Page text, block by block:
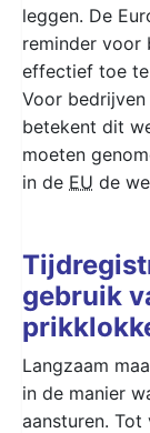
leggen. De
reminder voor
effectief toe te
Voor
betekent dit
moeten
in de EU de
gebruik
Langzaam
in de manier
aansturen.